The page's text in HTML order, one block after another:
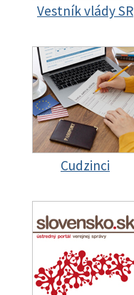
Vestník vlády SR
Cudzinci